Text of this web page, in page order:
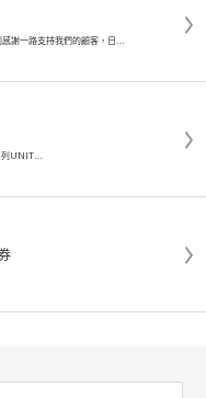
謝一路支持我們的顧客，日…
列UNIT…